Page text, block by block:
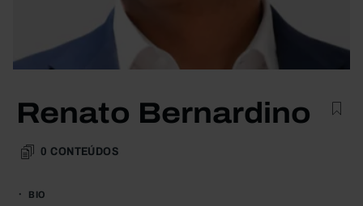
Renato Bernardino
0 CONTEÚDOS
BIO